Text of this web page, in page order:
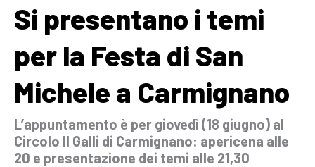
Si presentano i temi
per la Festa di San
Michele a Carmignano
L’appuntamento è per giovedì (18 giugno) al
Circolo Il Galli di Carmignano: apericena alle
20 e presentazione dei temi alle 21,30